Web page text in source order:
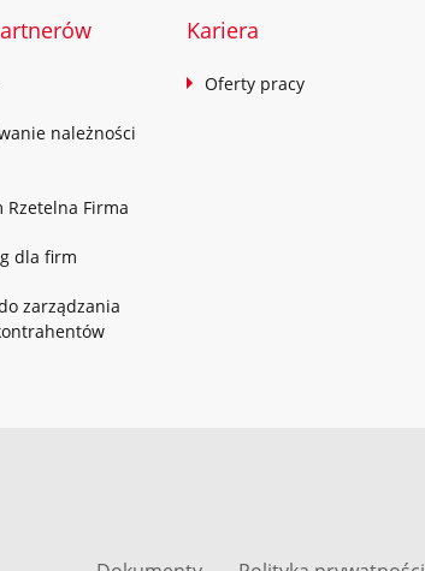
należności
Rzetelna Firma
dla firm
zarządzania
Kariera
Oferty pracy